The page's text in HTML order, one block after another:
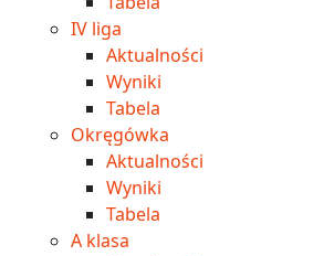
IV liga
Aktualności
Wyniki
Tabela
Okręgówka
Aktualności
Wyniki
Tabela
A klasa